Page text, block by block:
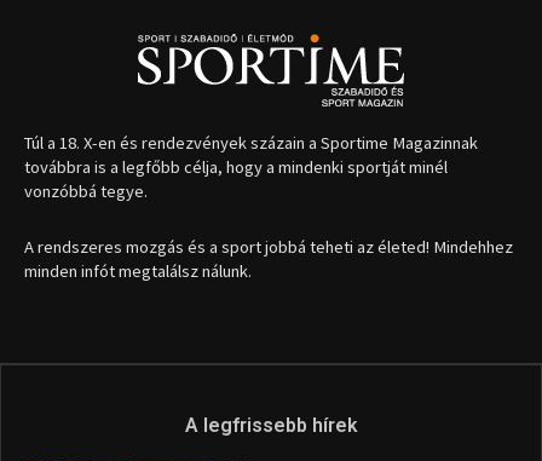
Túl a 18. X-en és rendezvények százain a Sportime Magazinnak
továbbra is a legfőbb célja, hogy a mindenki sportját minél
vonzóbbá tegye.
A rendszeres mozgás és a sport jobbá teheti az életed! Mindehhez
minden infót megtalálsz nálunk.
A legfrissebb hírek